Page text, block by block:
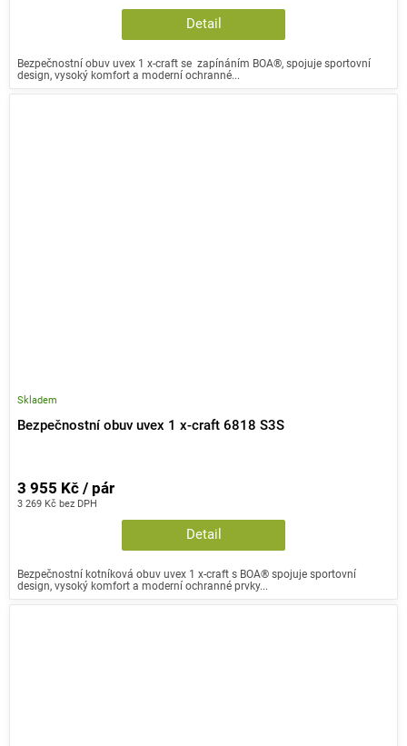
Detail
Bezpečnostní obuv uvex 1 x-craft se zapínáním BOA®, spojuje sportovní
design, vysoký komfort a moderní ochranné...
Bezpečnostní obuv uvex 1 x-craft 6818 S3S
Skladem
3 269 Kč bez DPH
3 955 Kč / pár
Detail
Bezpečnostní kotníková obuv uvex 1 x-craft s BOA® spojuje sportovní
design, vysoký komfort a moderní ochranné prvky...